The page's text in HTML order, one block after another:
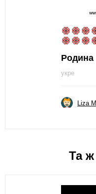
Родина
укре
Liza
Та ж